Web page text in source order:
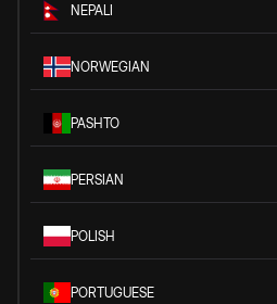
NEPALI
NORWEGIAN
PASHTO
PERSIAN
POLISH
PORTUGUESE